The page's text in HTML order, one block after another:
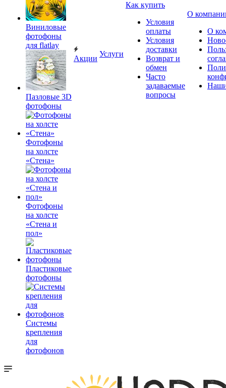
Виниловые
фотофоны
для flatlay
Пазловые 3D
фотофоны
Фотофоны
на холсте
«Стена»
Фотофоны
на холсте
«Стена и
пол»
Пластиковые
фотофоны
Системы
крепления
для
фотофонов
Акции
Услуги
Как купить
Условия
оплаты
Условия
доставки
Возврат и
обмен
Часто
задаваемые
вопросы
О
О